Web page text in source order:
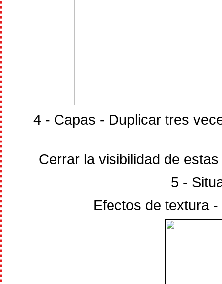
4 - Capas - Duplicar tres
Cerrar la visibilidad de
5 -
Efectos de textura